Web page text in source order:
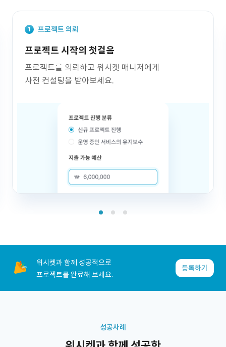
프로젝트 의뢰
프로젝트 시작의 첫걸음
프로젝트를 의뢰하고 위시켓 매니저에게
사전 컨설팅을 받아보세요.
위시켓과 함께 성공적으로
프로젝트를 완료해 보세요.
등록하기
성공사례